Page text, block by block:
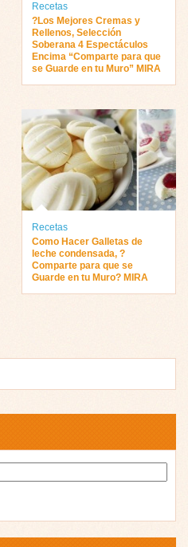
Recetas
?Los Mejores Cremas y
Rellenos, Selección
Soberana 4 Espectáculos
Encima “Comparte para que
se Guarde en tu Muro” MIRA
Recetas
Como Hacer Galletas de
leche condensada, ?
Comparte para que se
Guarde en tu Muro? MIRA